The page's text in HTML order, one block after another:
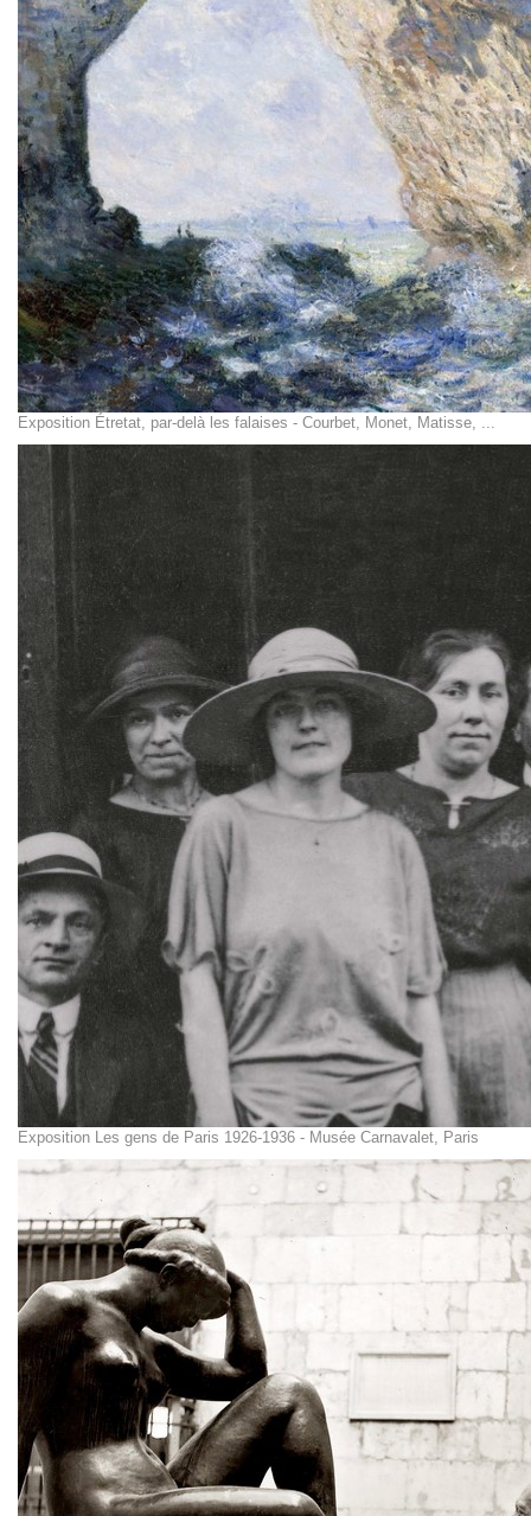
Exposition Étretat, par-delà les falaises - Courbet, Monet, Matisse, ...
Exposition Les gens de Paris 1926-1936 - Musée Carnavalet, Paris